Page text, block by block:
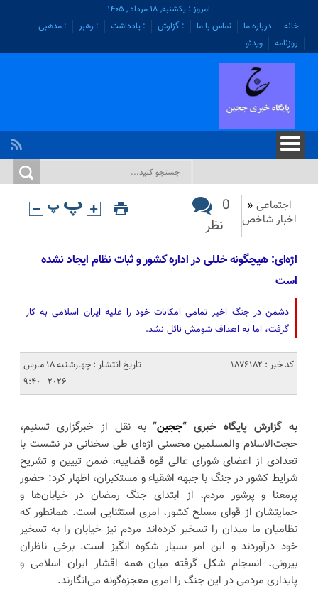
امروز : یکشنبه, ۱۸ مرداد , ۱۴۰۵
خانه
درباره ما تماس با ما : گزارش : یادداشت : رهبر
: مذهبی
روزنامه
ویدئو
اجتماعی «
اخبار شاخص
0
نظر
اژه‌ای: هیچگونه خللی در اداره کشور و ثبات نظام ایجاد نشده
است
دشمن در جنگ اخیر تمامی امکانات خود را علیه ایران اسلامی به کار
گرفت، اما به اهداف شومش نائل نشد.
کد خبر : 1876182
تاریخ انتشار : چهارشنبه 18 مارس
2026 - 9:40
به گزارش پایگاه خبری “ججین”به نقل از خبرگزاری تسنیم،
حجت‌الاسلام والمسلمین محسنی اژه‌ای طی سخنانی در نشست با
تعدادی از اعضای شورای عالی قوه قضاییه، ضمن تبیین و تشریح
شرایط کشور در جنگ با جبهه اشقیاء و مستکبران، اظهار کرد: حضور
پرمعنا و پرشور مردم، از ابتدای جنگ رمضان در خیابان‌ها و
حمایتشان از قوای مسلح کشور، امری استثنایی است. همانطور که
نظامیان ما میدان را تسخیر کرده‌اند مردم نیز خیابان را به تسخیر
خود درآوردند و این امر بسیار شکوه انگیز است. برخی ناظران
بیرونی، انسجام شکل گرفته میان همه اقشار ایران اسلامی و
پایداری مردمی در این جنگ را امری معجزه‌گونه می‌انگارند.